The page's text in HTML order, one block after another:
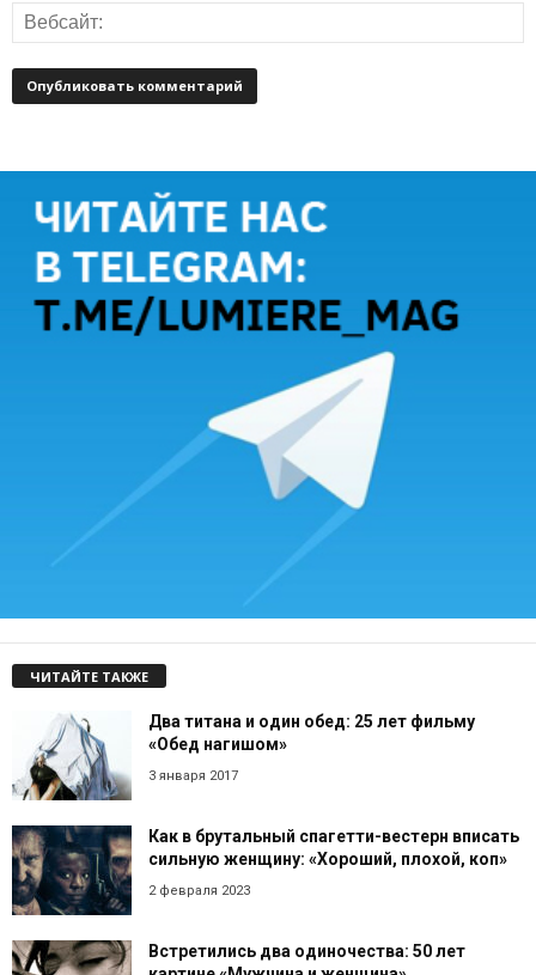
ЧИТАЙТЕ ТАКЖЕ
Два титана и один обед: 25 лет фильму
«Обед нагишом»
3 января 2017
Как в брутальный спагетти-вестерн вписать
сильную женщину: «Хороший, плохой, коп»
2 февраля 2023
Встретились два одиночества: 50 лет